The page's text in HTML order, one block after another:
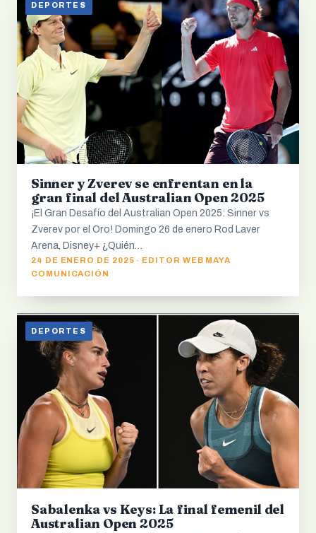
DEPORTES
Sinner y Zverev se enfrentan en la
gran final del Australian Open 2025
¡El Gran Desafío del Australian Open 2025: Sinner vs
Zverev por el Oro! Domingo 26 de enero Rod Laver
Arena, Disney+ ¿Quién…
24 DE ENERO DE 2025 · EDITOR WEB MAYA
COMUNICACIÓN
DEPORTES
Sabalenka vs Keys: La final femenil del
Australian Open 2025